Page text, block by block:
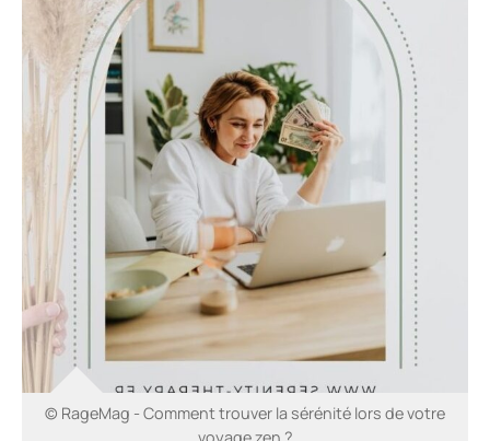
© RageMag - Comment trouver la sérénité lors de votre
voyage zen ?